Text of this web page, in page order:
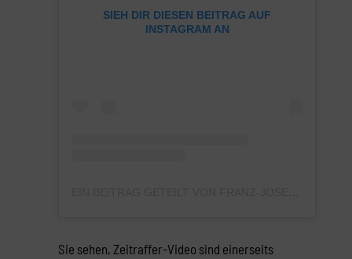
SIEH DIR DIESEN BEITRAG AUF
INSTAGRAM AN
Sie sehen, Zeitraffer-Video sind einerseits